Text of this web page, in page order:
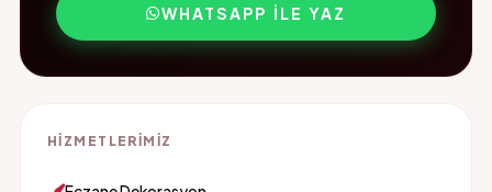
WHATSAPP ILE YAZ
HIZMETLERIMIZ